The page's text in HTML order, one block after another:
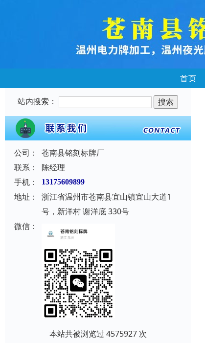
首页
站内搜索：
公司：
苍南县铭刻标牌厂
联系：
陈经理
手机：
13175609899
地址：
浙江省温州市苍南县宜山镇宜山大道1
号，新洋村 谢洋底 330号
微信：
本站共被浏览过 4575927 次